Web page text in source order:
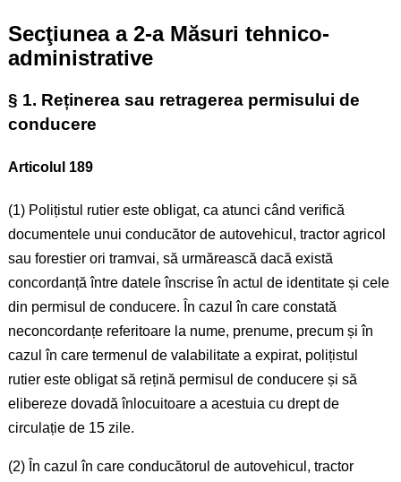
Secţiunea a 2-a Măsuri tehnico-
administrative
§ 1. Reținerea sau retragerea permisului de
conducere
Articolul 189
(1) Polițistul rutier este obligat, ca atunci când verifică
documentele unui conducător de autovehicul, tractor agricol
sau forestier ori tramvai, să urmărească dacă există
concordanță între datele înscrise în actul de identitate și cele
din permisul de conducere. În cazul în care constată
neconcordanțe referitoare la nume, prenume, precum și în
cazul în care termenul de valabilitate a expirat, polițistul
rutier este obligat să rețină permisul de conducere și să
elibereze dovadă înlocuitoare a acestuia cu drept de
circulație de 15 zile.
(2) În cazul în care conducătorul de autovehicul, tractor